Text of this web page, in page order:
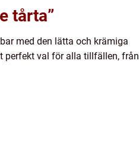
tårta”
med den lätta och krämiga
perfekt val för alla tillfällen, från